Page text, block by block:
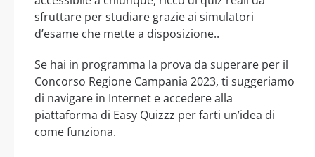
sfruttare per studiare grazie ai simulatori
d’esame che mette a disposizione..
Se hai in programma la prova da superare per il
Concorso Regione Campania 2023, ti suggeriamo
di navigare in Internet e accedere alla
piattaforma di Easy Quizzz per farti un’idea di
come funziona.